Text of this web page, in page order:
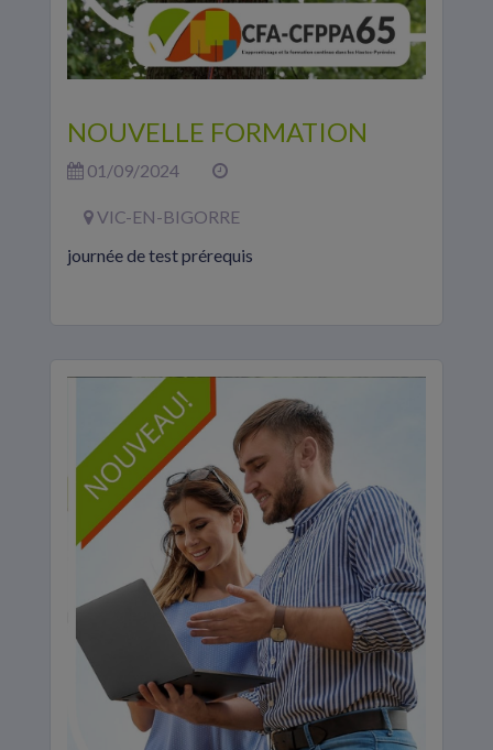
NOUVELLE FORMATION
01/09/2024
VIC-EN-BIGORRE
journée de test prérequis